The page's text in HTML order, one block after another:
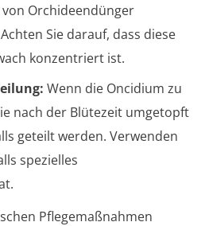
Orchideendünger
Sie darauf, dass diese
konzentriert ist.
Wenn die Oncidium zu
nach der Blütezeit umgetopft
geteilt werden. Verwenden
spezielles
Pflegemaßnahmen